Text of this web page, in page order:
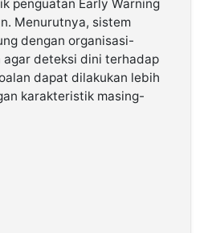
penguatan Early Warning
Menurutnya, sistem
dengan organisasi-
agar deteksi dini terhadap
dapat dilakukan lebih
karakteristik masing-